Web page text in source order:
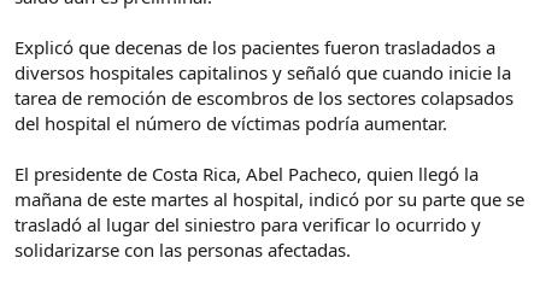
Explicó que decenas de los pacientes fueron trasladados a
diversos hospitales capitalinos y señaló que cuando inicie la
tarea de remoción de escombros de los sectores colapsados
del hospital el número de víctimas podría aumentar.
El presidente de Costa Rica, Abel Pacheco, quien llegó la
mañana de este martes al hospital, indicó por su parte que se
trasladó al lugar del siniestro para verificar lo ocurrido y
solidarizarse con las personas afectadas.